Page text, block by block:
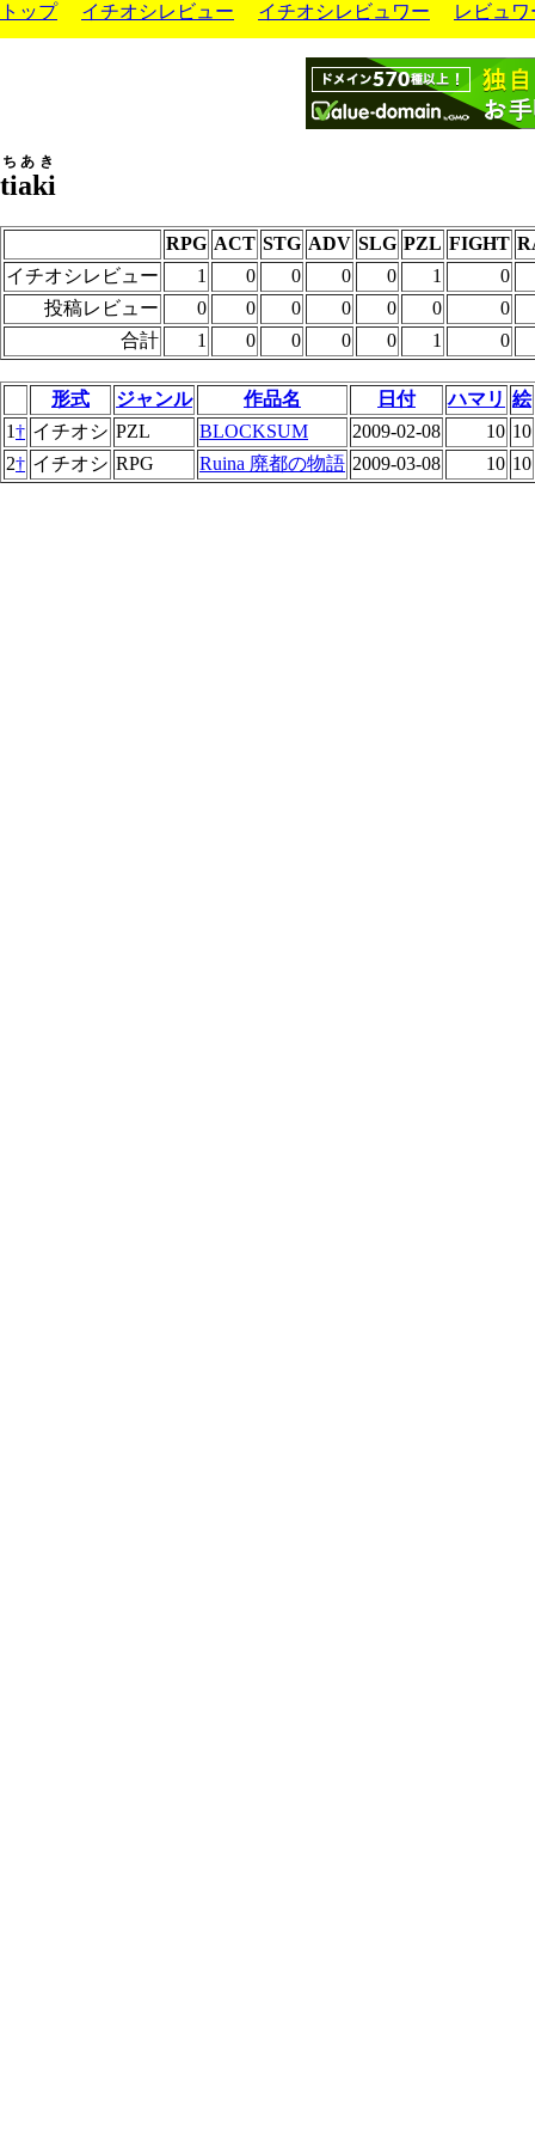
トップ イチオシレビュー イチオシレビュワー レビュワ
tiaki
ちあき
RPG ACT STG ADV SLG PZL FIGHT
イチオシレビュー
1 0 0 0 0 1
0
投稿レビュー
0 0 0 0 0 0
0
合計
1 0 0 0 0 1 0
形式 ジャンル 作品名 日付 ハマリ 絵
1† イチオシ PZL BLOCKSUM 2009-02-08 10 10
2† イチオシ RPG Ruina 廃都の物語 2009-03-08 10 10